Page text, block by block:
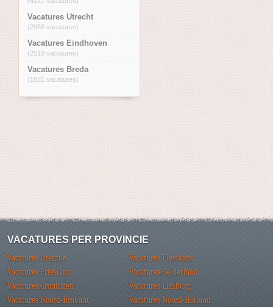
Vacatures Utrecht
(2958 vacatures)
Vacatures Eindhoven
(2518 vacatures)
Vacatures Breda
(1831 vacatures)
VACATURES PER PROVINCIE
Vacatures Drenthe
Vacatures Flevoland
Vacatures Friesland
Vacatures Gelderland
Vacatures Groningen
Vacatures Limburg
Vacatures Noord-Brabant
Vacatures Noord-Holland